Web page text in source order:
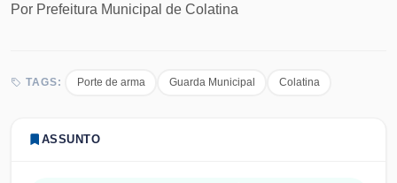
Por Prefeitura Municipal de Colatina
TAGS: Porte de arma Guarda Municipal Colatina
ASSUNTO